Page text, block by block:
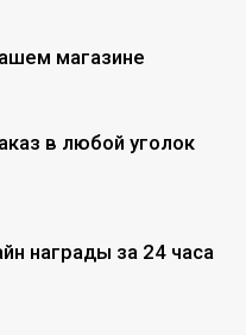
магазине
в любой уголок
награды за 24 часа